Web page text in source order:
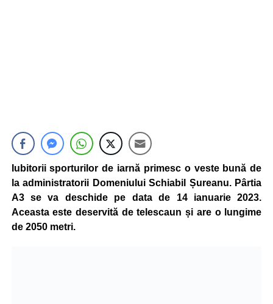
Iubitorii sporturilor de iarnă primesc o veste bună de
la administratorii Domeniului Schiabil Șureanu. Pârtia
A3 se va deschide pe data de 14 ianuarie 2023.
Aceasta este deservită de telescaun și are o lungime
de 2050 metri.